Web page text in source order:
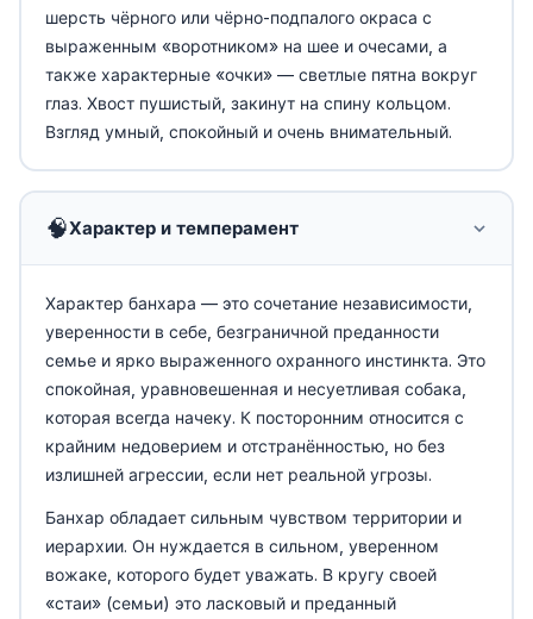
шерсть чёрного или чёрно-подпалого окраса с
выраженным «воротником» на шее и очесами, а
также характерные «очки» — светлые пятна вокруг
глаз. Хвост пушистый, закинут на спину кольцом.
Взгляд умный, спокойный и очень внимательный.
🧠Характер и темперамент
Характер банхара — это сочетание независимости,
уверенности в себе, безграничной преданности
семье и ярко выраженного охранного инстинкта. Это
спокойная, уравновешенная и несуетливая собака,
которая всегда начеку. К посторонним относится с
крайним недоверием и отстранённостью, но без
излишней агрессии, если нет реальной угрозы.
Банхар обладает сильным чувством территории и
иерархии. Он нуждается в сильном, уверенном
вожаке, которого будет уважать. В кругу своей
«стаи» (семьи) это ласковый и преданный